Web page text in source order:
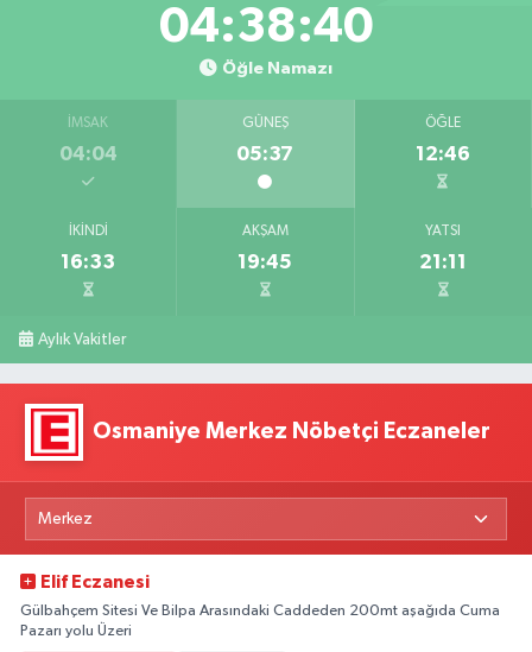
04:38:39
Öğle Namazı
İMSAK
04:04
GÜNEŞ
05:37
ÖĞLE
12:46
İKINDI
16:33
AKŞAM
19:45
YATSI
21:11
Aylık Vakitler
Osmaniye Merkez Nöbetçi Eczaneler
Elif Eczanesi
Gülbahçem Sitesi Ve Bilpa Arasındaki Caddeden 200mt aşağıda Cuma
Pazarı yolu Üzeri